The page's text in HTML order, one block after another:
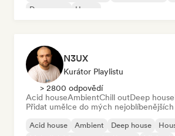
Dream pop
House
N3UX
Kurátor Playlistu
> 2800 odpovědí
Acid houseAmbientChill outDeep house
Přidat umělce do mých
Acid house Ambient Deep house